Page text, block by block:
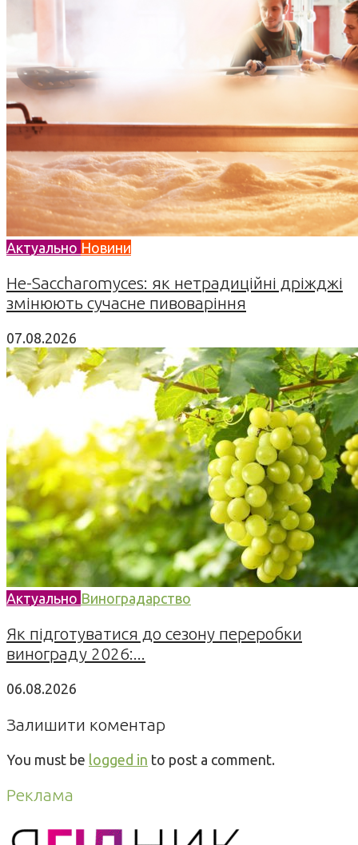
Актуально Новини
Не-Saccharomyces: як нетрадиційні дріжджі
змінюють сучасне пивоваріння
07.08.2026
Актуально Виноградарство
Як підготуватися до сезону переробки
винограду 2026:...
06.08.2026
Залишити коментар
You must be logged in to post a comment.
Реклама